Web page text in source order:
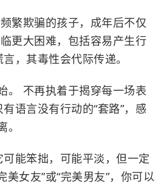
繁欺骗的孩子，成年后不仅
更大困难，包括容易产生行
，其毒性会代际传递。
。 不再执着于揭穿每一场表
语言没有行动的“套路”，感
能笨拙，可能平淡，但一定
女友”或“完美男友”，你可以